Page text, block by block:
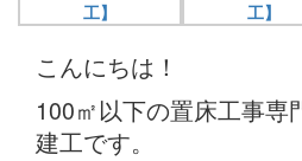
こんにちは！
100㎡以下の置床工事専
建工です。